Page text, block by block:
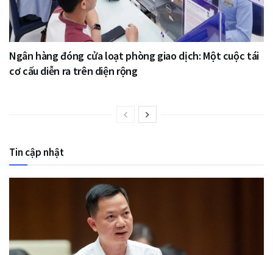
Ngân hàng đóng cửa loạt phòng giao dịch: Một cuộc tái
cơ cấu diễn ra trên diện rộng
Tin cập nhật